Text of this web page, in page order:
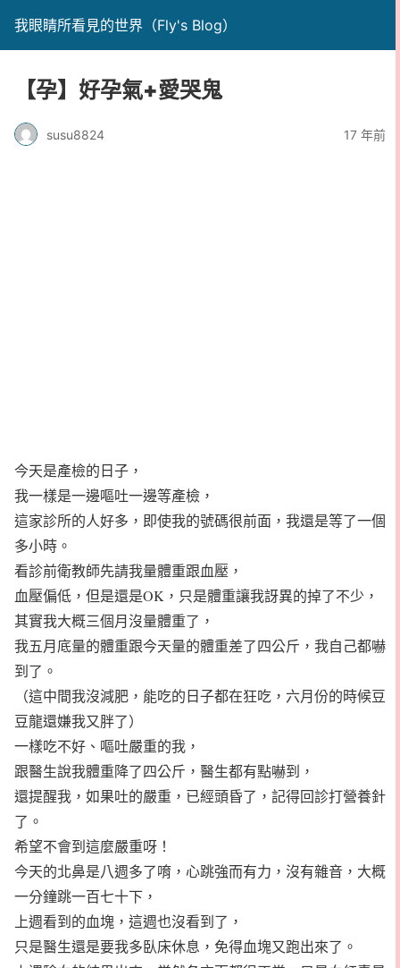
我眼睛所看見的世界（Fly's Blog）
【孕】好孕氣+愛哭鬼
susu8824 17 年前
今天是產檢的日子，
我一樣是一邊嘔吐一邊等產檢，
這家診所的人好多，即使我的號碼很前面，我還是等了一個
多小時。
看診前衛教師先請我量體重跟血壓，
血壓偏低，但是還是OK，只是體重讓我訝異的掉了不少，
其實我大概三個月沒量體重了，
我五月底量的體重跟今天量的體重差了四公斤，我自己都嚇
到了。
（這中間我沒減肥，能吃的日子都在狂吃，六月份的時候豆
豆龍還嫌我又胖了）
一樣吃不好、嘔吐嚴重的我，
跟醫生說我體重降了四公斤，醫生都有點嚇到，
還提醒我，如果吐的嚴重，已經頭昏了，記得回診打營養針
了。
希望不會到這麼嚴重呀！
今天的北鼻是八週多了唷，心跳強而有力，沒有雜音，大概
一分鐘跳一百七十下，
上週看到的血塊，這週也沒看到了，
只是醫生還是要我多臥床休息，免得血塊又跑出來了。